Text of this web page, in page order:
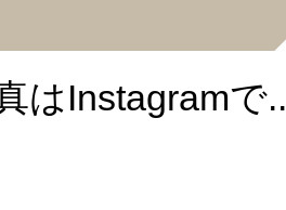
はInstagramで..